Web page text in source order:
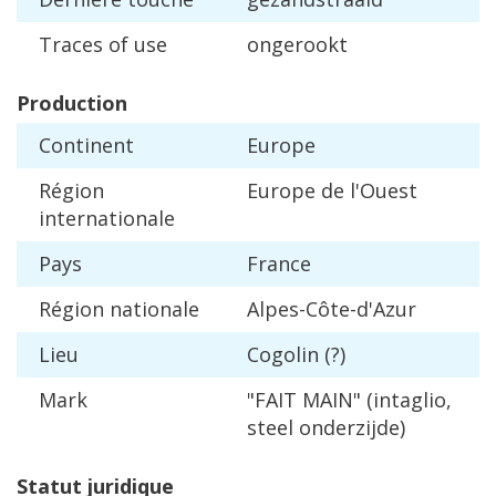
Traces of use ongerookt
Production
Continent
Europe
Région
internationale
Europe de l'Ouest
Pays
France
Région nationale Alpes-Côte-d'Azur
Lieu
Cogolin (?)
Mark
"FAIT MAIN" (intaglio,
steel onderzijde)
Statut juridique